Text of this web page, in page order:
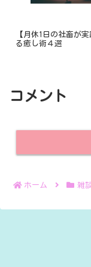
【月休1日の社畜が
る癒し術４選
コメント
ホーム 雑